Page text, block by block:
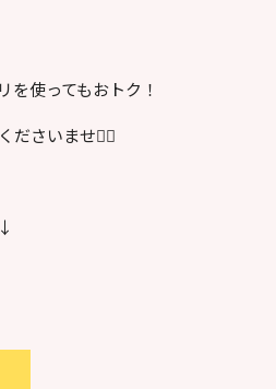
を使ってもおトク！
ださいませ🙇‍♀️